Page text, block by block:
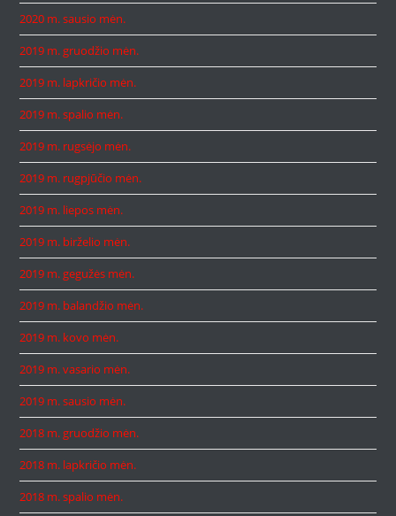
2020 m. sausio mėn.
2019 m. gruodžio mėn.
2019 m. lapkričio mėn.
2019 m. spalio mėn.
2019 m. rugsėjo mėn.
2019 m. rugpjūčio mėn.
2019 m. liepos mėn.
2019 m. birželio mėn.
2019 m. gegužės mėn.
2019 m. balandžio mėn.
2019 m. kovo mėn.
2019 m. vasario mėn.
2019 m. sausio mėn.
2018 m. gruodžio mėn.
2018 m. lapkričio mėn.
2018 m. spalio mėn.